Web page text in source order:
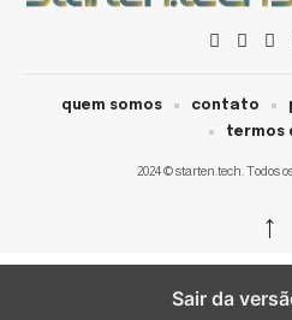
2024 © starten.tech. Todos
quem somos contato
termos
↑
Sair da